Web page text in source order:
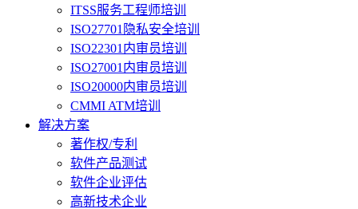
ITSS服务工程师培训
ISO27701隐私安全培训
ISO22301内审员培训
ISO27001内审员培训
ISO20000内审员培训
CMMI ATM培训
解决方案
著作权/专利
软件产品测试
软件企业评估
高新技术企业